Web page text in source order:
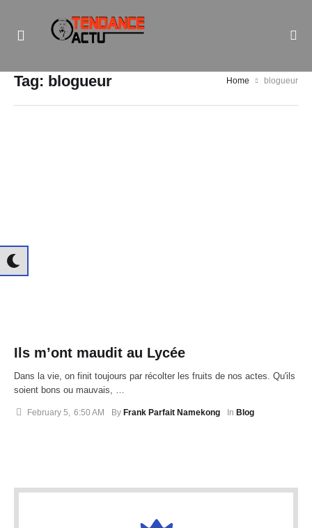
Informe Pour Bâtir / Inform To Build
Tag: blogueur Home blogueur
Ils m’ont maudit au Lycée
Dans la vie, on finit toujours par récolter les fruits de nos actes. Qu'ils
soient bons ou mauvais, …
February 5 6:50 AM By Frank Parfait Namekong In Blog